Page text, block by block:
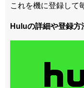
これを機に登録して
Huluの詳細や登録方